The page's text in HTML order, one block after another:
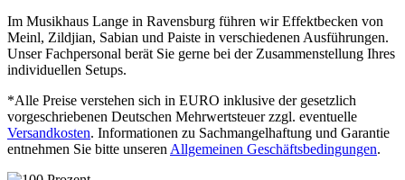
Im Musikhaus Lange in Ravensburg führen wir Effektbecken von
Meinl, Zildjian, Sabian und Paiste in verschiedenen Ausführungen.
Unser Fachpersonal berät Sie gerne bei der Zusammenstellung Ihres
individuellen Setups.
*Alle Preise verstehen sich in EURO inklusive der gesetzlich
vorgeschriebenen Deutschen Mehrwertsteuer zzgl. eventuelle
Versandkosten. Informationen zu Sachmangelhaftung und Garantie
entnehmen Sie bitte unserenAllgemeinen Geschäftsbedingungen.